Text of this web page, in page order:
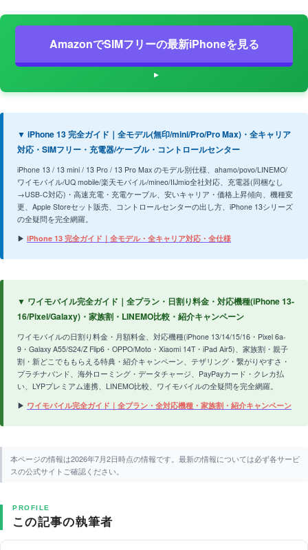
AmazonでSIMフリーの最新iPhoneを見る
▼ iPhone 13 完全ガイド｜全モデル(無印/mini/Pro/Pro Max)・全キャリア
対応・SIMフリー・充電器/ケーブル・コントロールセンター
iPhone 13 / 13 mini / 13 Pro / 13 Pro Max のモデル別仕様、ahamo/povo/LINEMO/
ワイモバイル/UQ mobile/楽天モバイル/mineo/IIJmio全社対応、充電器(同梱なし
→USB-C対応)・高速充電・充電ケーブル、安いキャリア・価格上昇傾向、機種変
更、Apple Storeセット販売、コントロールセンターの出し方、iPhone 13シリーズ
の全疑問を完全網羅。
▶ iPhone 13 完全ガイド｜全モデル・全キャリア対応・全仕様
▼ ワイモバイル完全ガイド｜全プラン・日割り料金・対応機種(iPhone 13-
16/Pixel/Galaxy)・家族割・LINEMO比較・紹介キャンペーン
ワイモバイルの日割り料金・月額料金、対応機種(iPhone 13/14/15/16・Pixel 6a-
9・Galaxy A55/S24/Z Flip6・OPPO/Moto・Xiaomi 14T・iPad Air5)、家族割・親子
割・新どこでももらえる特典・紹介キャンペーン、テザリング・繋がりやすさ・
プラチナバンド、海外ローミング・データチャージ、PayPayカード・クレカ払
い、LYPプレミアム連携、LINEMO比較、ワイモバイルの全疑問を完全網羅。
▶ ワイモバイル完全ガイド｜全プラン・全対応機種・家族割・紹介キャンペーン
本ページの情報は2026年7月2日時点の情報です。最新の情報については必ず各サービ
スの公式サイトご確認ください。
PROFILE
この記事の執筆者